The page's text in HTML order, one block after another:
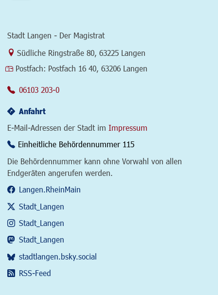
Stadt Langen - Der Magistrat
Link zur Google-Maps Navigation
Südliche Ringstraße 80 63225 Langen
Postfach: Postfach 16 40, 63206 Langen
06103 203-0
Anfahrt
E-Mail-Adressen der Stadt im Impressum
Einheitliche Behördennummer 115
Die Behördennummer kann ohne Vorwahl von allen
Endgeräten angerufen werden.
Langen.RheinMain
Stadt_Langen
Stadt_Langen
Stadt_Langen
stadtlangen.bsky.social
RSS-Feed